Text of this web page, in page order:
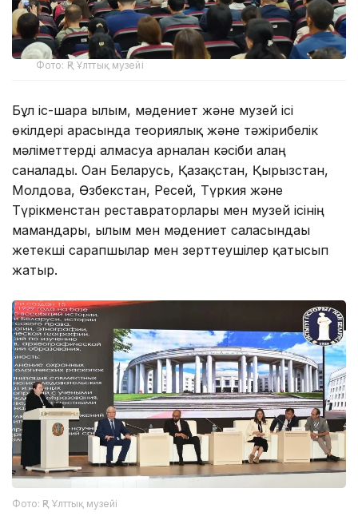
Фото: ҚР Ұлттық музейі
Бұл іс-шара ғылым, мәдениет және музей ісі
өкілдері арасында теориялық және тәжірибелік
мәліметтерді алмасуға арналған кәсіби алаң
саналады. Оған Беларусь, Қазақстан, Қырғызстан,
Молдова, Өзбекстан, Ресей, Түркия және
Түрікменстан реставраторлары мен музей ісінің
мамандары, ғылым мен мәдениет саласындағы
жетекші сарапшылар мен зерттеушілер қатысып
жатыр.
Фото: ҚР Ұлттық музейі